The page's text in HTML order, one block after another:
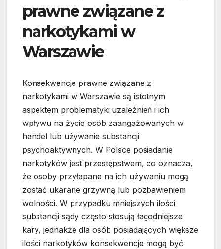
prawne związane z
narkotykami w
Warszawie
Konsekwencje prawne związane z
narkotykami w Warszawie są istotnym
aspektem problematyki uzależnień i ich
wpływu na życie osób zaangażowanych w
handel lub używanie substancji
psychoaktywnych. W Polsce posiadanie
narkotyków jest przestępstwem, co oznacza,
że osoby przyłapane na ich używaniu mogą
zostać ukarane grzywną lub pozbawieniem
wolności. W przypadku mniejszych ilości
substancji sądy często stosują łagodniejsze
kary, jednakże dla osób posiadających większe
ilości narkotyków konsekwencje mogą być